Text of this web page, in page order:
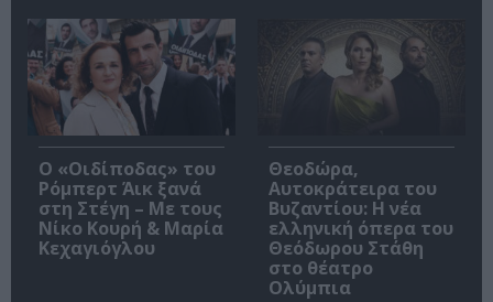
O «Οιδίποδας» του
Ρόμπερτ Άικ ξανά
στη Στέγη – Με τους
Νίκο Κουρή & Μαρία
Κεχαγιόγλου
Θεοδώρα,
Αυτοκράτειρα του
Βυζαντίου: Η νέα
ελληνική όπερα του
Θεόδωρου Στάθη
στο θέατρο
Ολύμπια